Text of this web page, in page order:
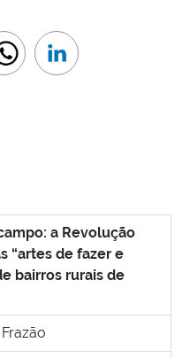
a Revolução
“artes de fazer e
bairros rurais de